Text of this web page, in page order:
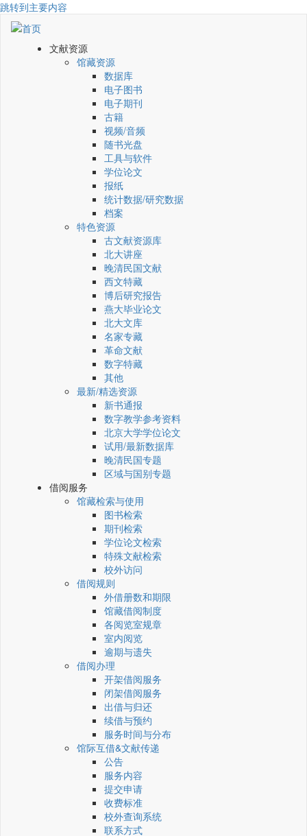
跳转到主要内容
文献资源
馆藏资源
数据库
电子图书
电子期刊
古籍
视频/音频
随书光盘
工具与软件
学位论文
报纸
统计数据/研究数据
档案
特色资源
古文献资源库
北大讲座
晚清民国文献
西文特藏
博后研究报告
燕大毕业论文
北大文库
名家专藏
革命文献
数字特藏
其他
最新/精选资源
新书通报
数字教学参考资料
北京大学学位论文
试用/最新数据库
晚清民国专题
区域与国别专题
借阅服务
馆藏检索与使用
图书检索
期刊检索
学位论文检索
特殊文献检索
校外访问
借阅规则
外借册数和期限
馆藏借阅制度
各阅览室规章
室内阅览
逾期与遗失
借阅办理
开架借阅服务
闭架借阅服务
出借与归还
续借与预约
服务时间与分布
馆际互借&文献传递
公告
服务内容
提交申请
收费标准
校外查询系统
联系方式